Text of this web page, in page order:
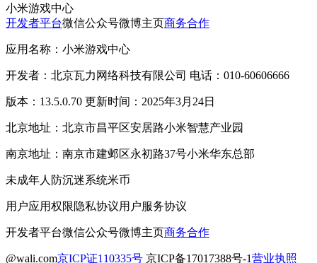
小米游戏中心
开发者平台微信公众号微博主页商务合作
应用名称：小米游戏中心
开发者：北京瓦力网络科技有限公司 电话：010-60606666
版本：13.5.0.70 更新时间：2025年3月24日
北京地址：北京市昌平区安居路小米智慧产业园
南京地址：南京市建邺区永初路37号小米华东总部
未成年人防沉迷系统米币
用户应用权限隐私协议用户服务协议
开发者平台微信公众号微博主页商务合作
@wali.com京ICP证110335号 京ICP备17017388号-1营业执照